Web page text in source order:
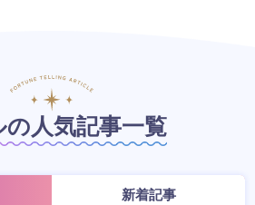
の人気記事一覧
新着記事